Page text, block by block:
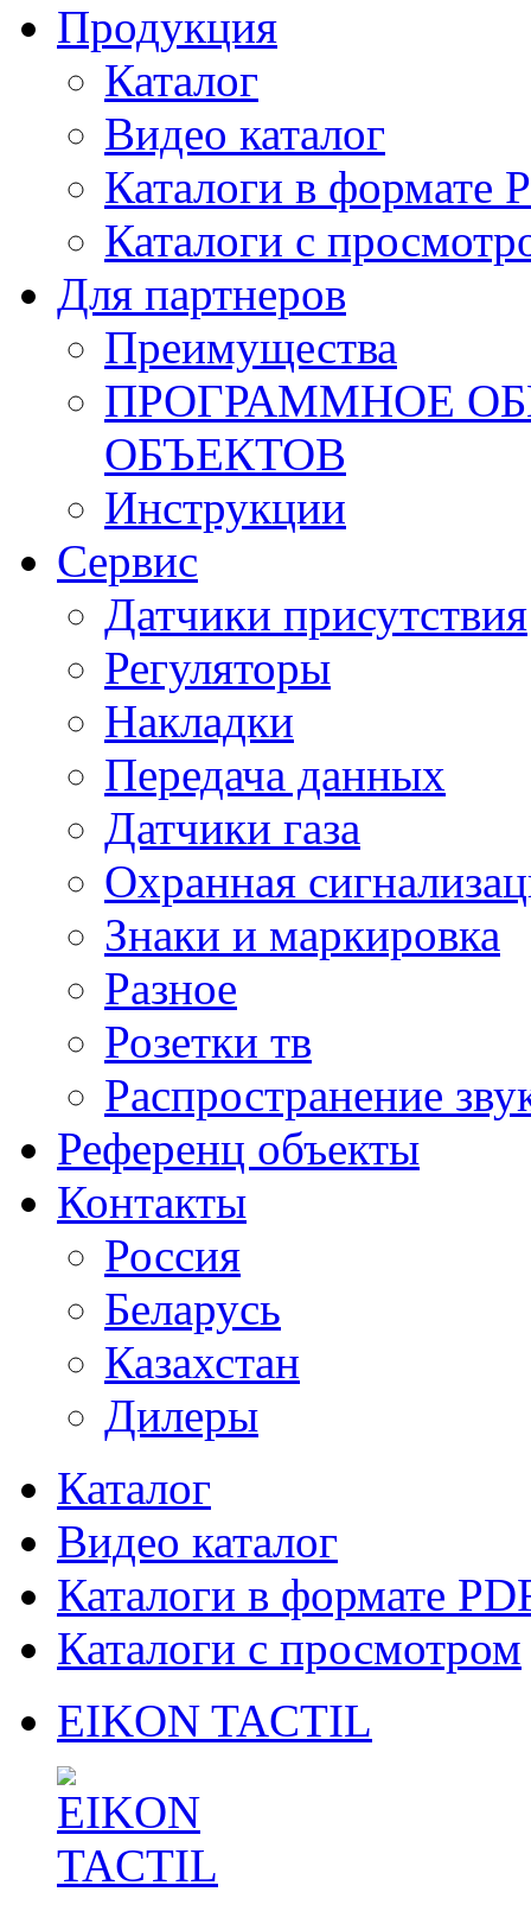
Продукция
Каталог
Видео каталог
Каталоги в формате
Каталоги с
Для партнеров
Преимущества
ПРОГРАММНОЕ
ОБЪЕКТОВ
Инструкции
Сервис
Датчики присутствия
Регуляторы
Накладки
Передача данных
Датчики газа
Охранная
Знаки и маркировка
Разное
Розетки тв
Распространение
Референц объекты
Контакты
Россия
Беларусь
Казахстан
Дилеры
Каталог
Видео каталог
Каталоги в формате
Каталоги с просмотром
EIKON TACTIL